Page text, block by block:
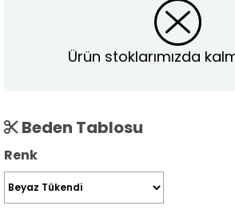
Ürün stoklarımızda
Beden Tablosu
Renk